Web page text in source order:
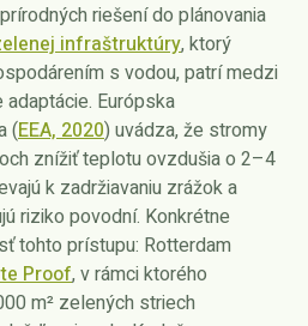
riešení do plánovania
infraštruktúry, ktorý
s vodou, patrí medzi
Európska
(EEA, 2020) uvádza, že stromy
znížiť teplotu ovzdušia o 2–4
k zadržiavaniu zrážok a
riziko povodní. Konkrétne
tohto prístupu: Rotterdam
Proof, v rámci ktorého
m² zelených striech